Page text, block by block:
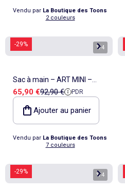
Vendu par La Boutique des Toons
2 couleurs
-29% 1/4
Sac à main – ART MINI –
Kipling
Prix de vente
65,90 €Prix de référence
92,90 € PDR
Ajouter au panier
Vendu par La Boutique des Toons
7 couleurs
-29% 1/4